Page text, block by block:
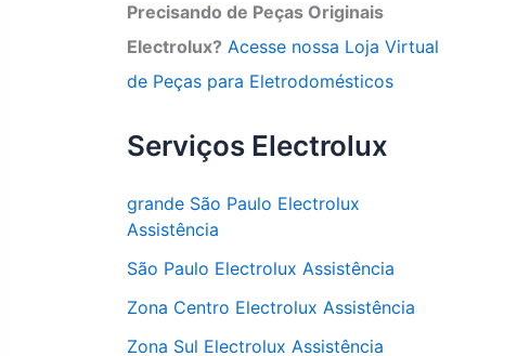
Precisando de Peças Originais
Electrolux? Acesse nossa Loja Virtual
de Peças para Eletrodomésticos
Serviços Electrolux
grande São Paulo Electrolux
Assistência
São Paulo Electrolux Assistência
Zona Centro Electrolux Assistência
Zona Sul Electrolux Assistência